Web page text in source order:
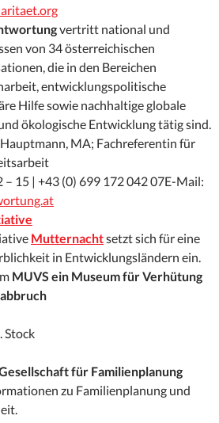
vertritt national und
von 34 österreichischen
die in den Bereichen
entwicklungspolitische
Hilfe sowie nachhaltige globale
ökologische Entwicklung tätig sind.
MA; Fachreferentin für
– 15 | +43 (0) 699 172 042 07E-Mail:
Mutternachtsetzt sich für eine
in Entwicklungsländern ein.
MUVS ein Museum für Verhütung
Stock
für Familienplanung
zu Familienplanung und